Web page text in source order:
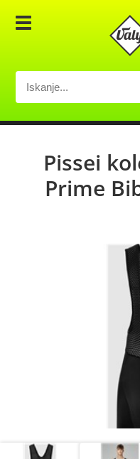
Pissei
Prime